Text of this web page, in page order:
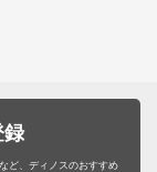
録
ど、ディノスのおすすめ